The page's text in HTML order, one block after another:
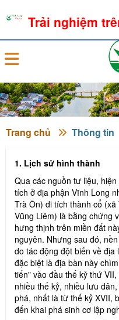
Trang chủ Thông tin
1. Lịch sử hình thành
Qua các nguồn tư liệu,
tích ở địa phận Vĩnh Long
Trà Ôn) di tích thành cổ
Vũng Liêm) là bằng chứng
hưng thịnh trên miền đất
nguyên. Nhưng sau đó,
do tác động đột biến về địa
đặc biệt là địa bàn này
tiến" vào đầu thế kỷ thứ
nhiều thế kỷ, nhiều lưu
phá, nhất là từ thế kỷ XVII,
đến khai phá sinh cơ lập
Trải nghiệm